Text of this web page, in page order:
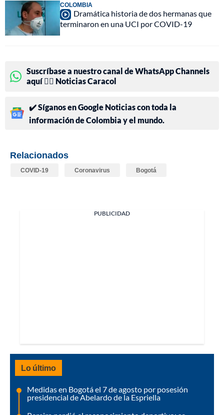
COLOMBIA
Dramática historia de dos hermanas que
terminaron en una UCI por COVID-19
Suscríbase a nuestro canal de WhatsApp Channels
aquí 👉🏻 Noticias Caracol
✔️ Síganos en Google Noticias con toda la
información de Colombia y el mundo.
Relacionados
COVID-19 Coronavirus Bogotá
PUBLICIDAD
Lo último
Medidas en Bogotá el 7 de agosto por posesión
presidencial de Abelardo de la Espriella